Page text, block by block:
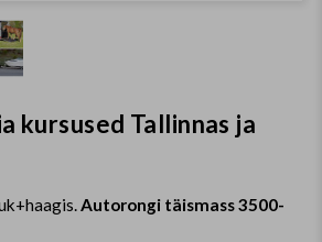
kursused Tallinnas ja
Autorongi täismass 3500-